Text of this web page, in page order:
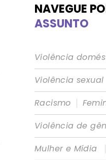
NAVEGUE
ASSUNTO
Violência
Violência sexual
Racismo |
Violência de
Mulher e Mídia
|